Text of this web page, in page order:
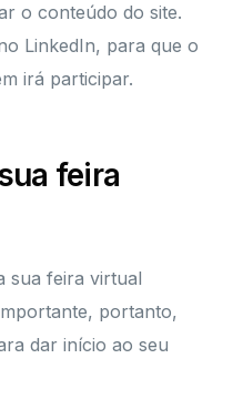
o conteúdo do site.
LinkedIn, para que o
irá participar.
feira
sua feira virtual
portanto,
dar início ao seu